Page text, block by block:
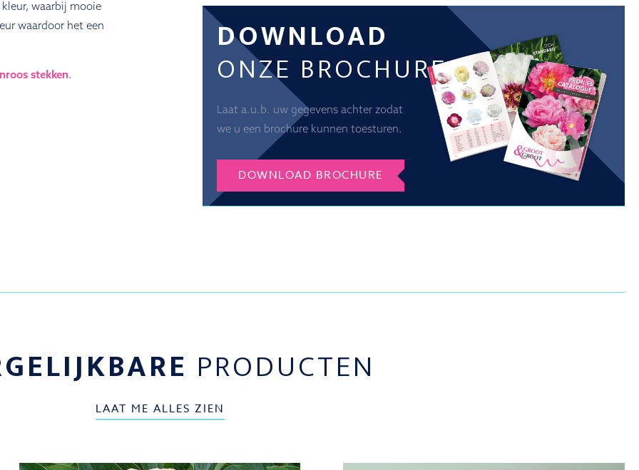
waarbij mooie
waardoor het een
stekken.
DOWNLOAD
ONZE BROCHURE
Laat a.u.b. uw gegevens achter zodat
we u een brochure kunnen toesturen.
DOWNLOAD BROCHURE
PRODUCTEN
LAAT ME ALLES ZIEN